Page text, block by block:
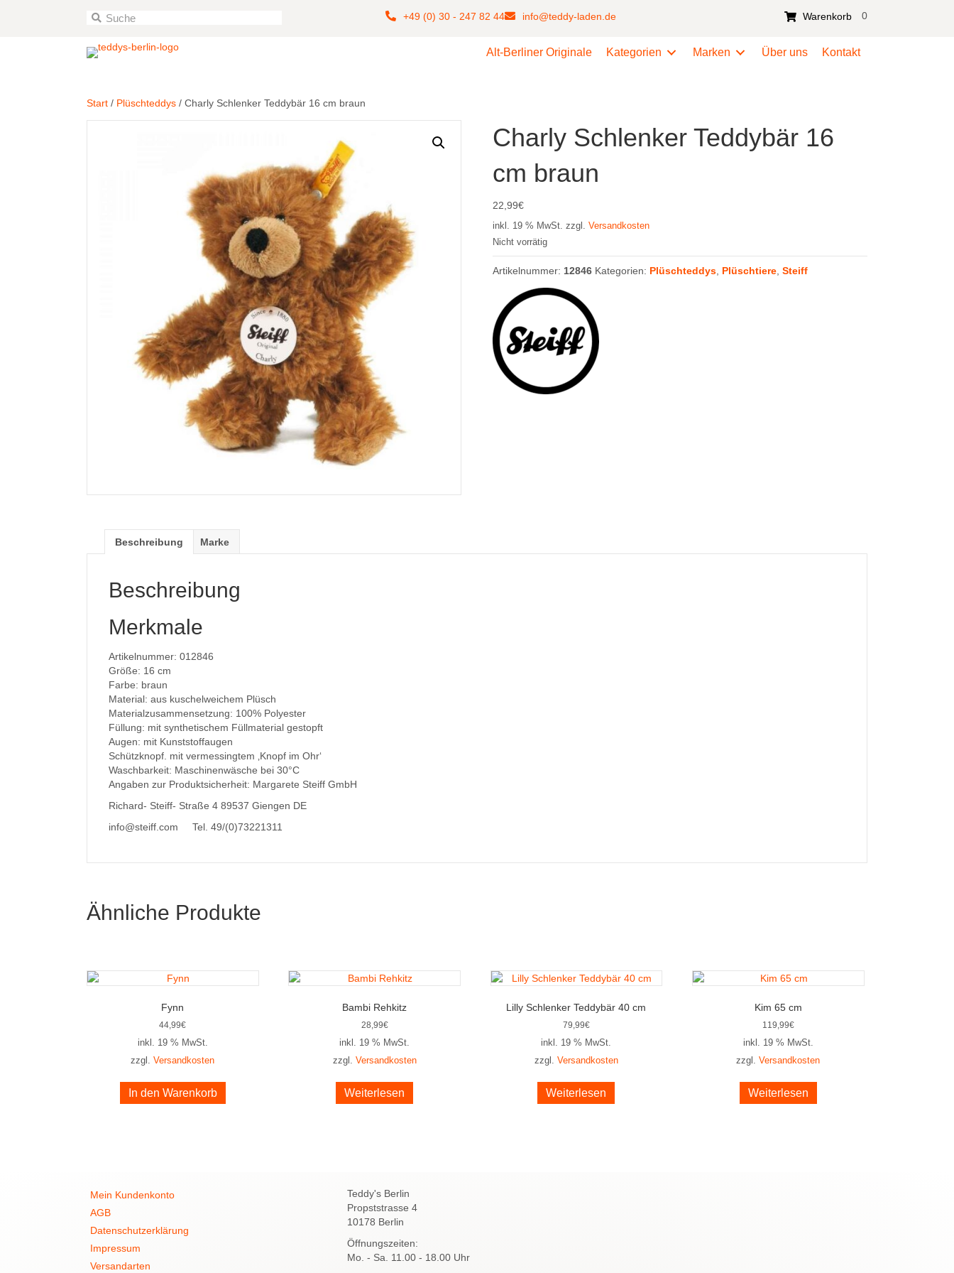
+49 (0) 30 - 247 82 44 info@teddy-laden.de Warenkorb 0
Alt-Berliner Originale Kategorien Marken Über uns Kontakt
Start / Plüschteddys / Charly Schlenker Teddybär 16 cm braun
Charly Schlenker Teddybär 16
cm braun
22,99€
inkl. 19 % MwSt. zzgl. Versandkosten
Nicht vorrätig
Artikelnummer: 12846 Kategorien: Plüschteddys Plüschtiere Steiff
Beschreibung Marke
Beschreibung
Merkmale
Artikelnummer: 012846
Größe: 16 cm
Farbe: braun
Material: aus kuschelweichem Plüsch
Materialzusammensetzung: 100% Polyester
Füllung: mit synthetischem Füllmaterial gestopft
Augen: mit Kunststoffaugen
Schützknopf. mit vermessingtem ‚Knopf im Ohr‘
Waschbarkeit: Maschinenwäsche bei 30°C
Angaben zur Produktsicherheit: Margarete Steiff GmbH
Richard- Steiff- Straße 4 89537 Giengen DE
info@steiff.com Tel. 49/(0)73221311
Ähnliche Produkte
Fynn
44,99€
inkl. 19 % MwSt.
zzgl.Versandkosten
In den Warenkorb
Bambi Rehkitz
28,99€
inkl. 19 % MwSt.
zzgl. Versandkosten
Weiterlesen
Lilly Schlenker Teddybär 40 cm
79,99€
inkl. 19 % MwSt.
zzgl. Versandkosten
Weiterlesen
Kim 65 cm
119,99€
inkl. 19 % MwSt.
zzgl.Versandkosten
Weiterlesen
Mein Kundenkonto
AGB
Datenschutzerklärung
Impressum
Versandarten
Teddy's Berlin
Propststrasse 4
10178 Berlin
Öffnungszeiten:
Mo. - Sa. 11.00 - 18.00 Uhr